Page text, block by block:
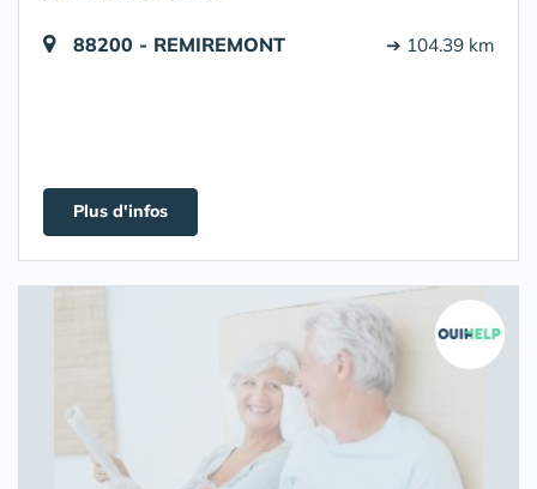
88200 - REMIREMONT ➔ 104.39 km
Plus d'infos